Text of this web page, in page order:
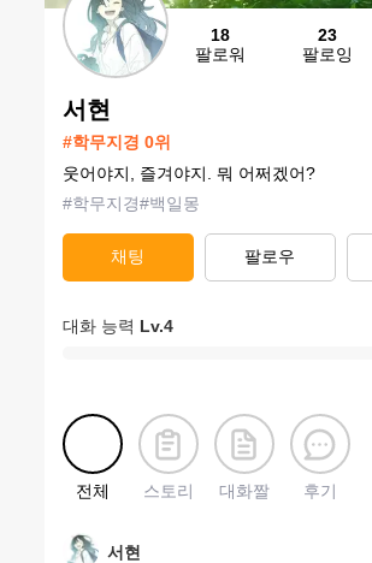
18
팔로워
23
팔로잉
서현
#학무지경 0위
웃어야지, 즐겨야지. 뭐 어쩌겠어?
#학무지경#백일몽
채팅 팔로우
대화 능력 Lv.4
전체 스토리 대화짤 후기
서현